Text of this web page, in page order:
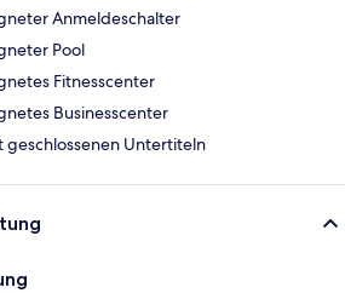
Anmeldeschalter
Pool
Fitnesscenter
Businesscenter
geschlossenen Untertiteln